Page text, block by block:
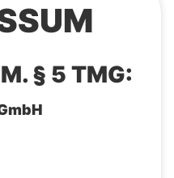
§ 5 TMG: